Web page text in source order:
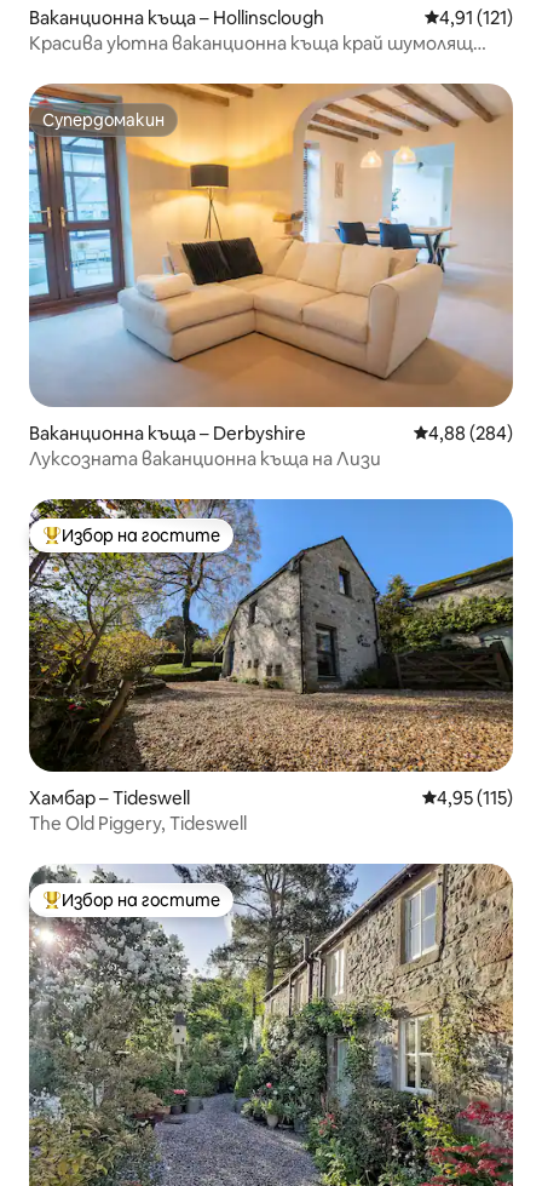
Ваканционна къща – Hollinsclough Средна
4,91 (121)
Красива уютна ваканционна къща край шумолящ
Супердомакин
Супердомакин
Ваканционна къща – Derbyshire Средна
4,88 (284)
Луксозната ваканционна къща на Лизи
Най-популярен избор на гостите
Избор на гостите
Хамбар – Tideswell Средна
4,95 (115)
The Old Piggery, Tideswell
Най-популярен избор на гостите
Избор на гостите